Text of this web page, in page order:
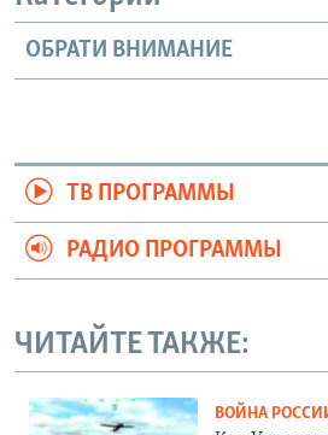
ОБРАТИ ВНИМАНИЕ
ТВ ПРОГРАММЫ
РАДИО ПРОГРАММЫ
ЧИТАЙТЕ ТАКЖЕ:
ВОЙНА